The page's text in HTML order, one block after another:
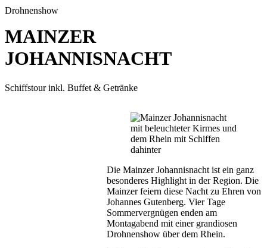
Drohnenshow
MAINZER
JOHANNISNACHT
Schiffstour inkl. Buffet & Getränke
Die Mainzer Johannisnacht ist ein ganz
besonderes Highlight in der Region. Die
Mainzer feiern diese Nacht zu Ehren von
Johannes Gutenberg. Vier Tage
Sommervergnügen enden am
Montagabend mit einer grandiosen
Drohnenshow über dem Rhein.